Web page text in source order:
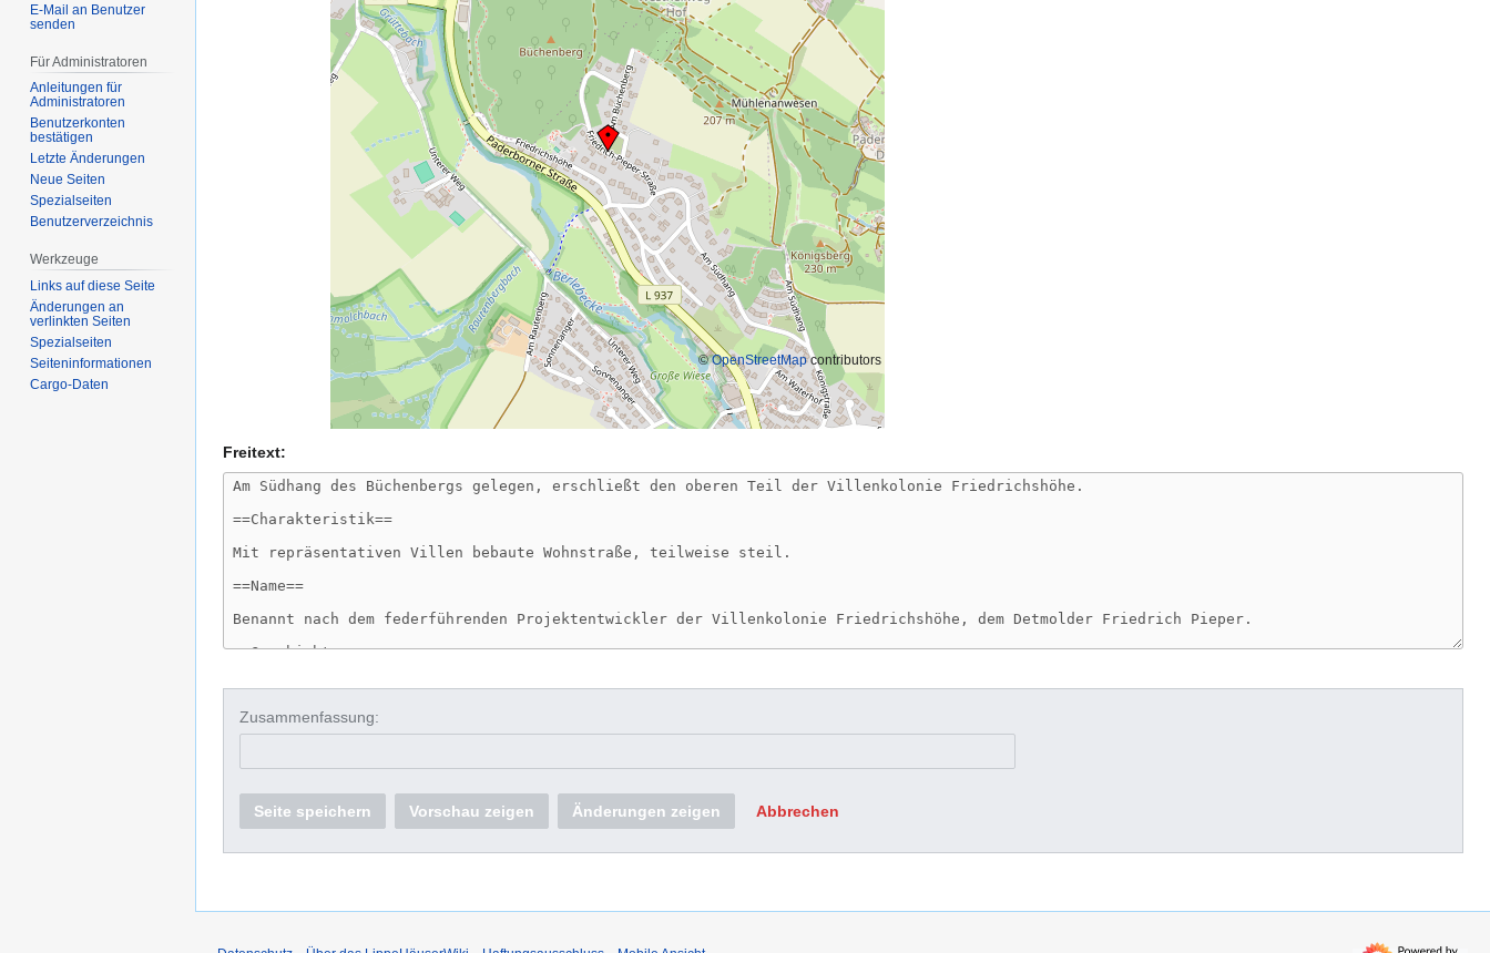
©OpenStreetMapcontributors
Freitext:
Zusammenfassung:
Seite speichern Vorschau zeigen Änderungen zeigen Abbrechen
E-Mail an Benutzer
senden
Für Administratoren
Anleitungen für
Administratoren
Benutzerkonten
bestätigen
Letzte Änderungen
Neue Seiten
Spezialseiten
Benutzerverzeichnis
Werkzeuge
Links auf diese Seite
Änderungen an
verlinkten Seiten
Spezialseiten
Seiten­­informationen
Cargo-Daten